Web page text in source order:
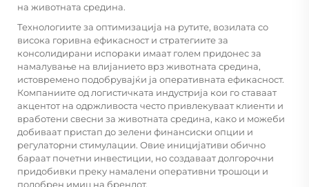
на животната средина.
Технологиите за оптимизација на рутите, возилата со
висока горивна ефикасност и стратегиите за
консолидирани испораки имаат голем придонес за
намалување на влијанието врз животната средина,
истовремено подобрувајќи ја оперативната ефикасност.
Компаниите од логистичката индустрија кои го ставаат
акцентот на одржливоста често привлекуваат клиенти и
вработени свесни за животната средина, како и можеби
добиваат пристап до зелени финансиски опции и
регулаторни стимулации. Овие иницијативи обично
бараат почетни инвестиции, но создаваат долгорочни
придобивки преку намалени оперативни трошоци и
подобрен имиџ на брендот.